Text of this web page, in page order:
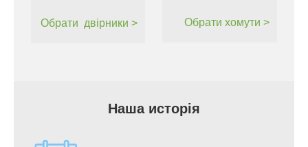
Обрати двірники > Обрати хомути >
Наша исторія